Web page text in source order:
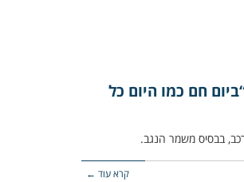
חם כמו היום כל
קרא עוד ←